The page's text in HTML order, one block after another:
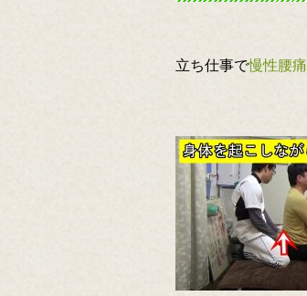
立ち仕事で慢性腰痛